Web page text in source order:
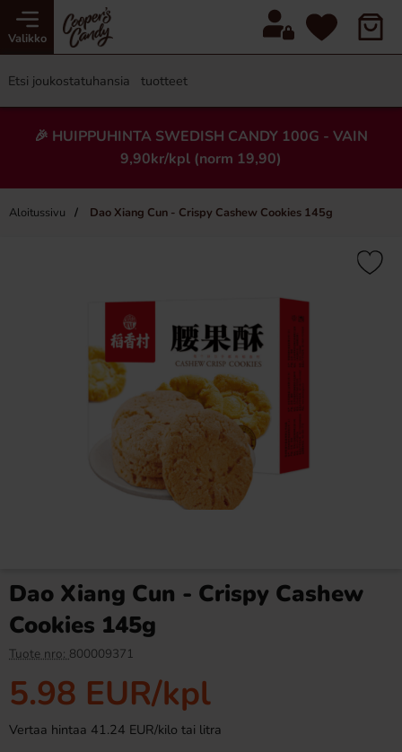
Valikko
🎉 HUIPPUHINTA SWEDISH CANDY 100G - VAIN
9,90kr/kpl (norm 19,90)
Aloitussivu Dao Xiang Cun - Crispy Cashew Cookies 145g
×
Osta
Dao Xiang Cun - Crispy Cashew
Cookies 145g
Tuote nro: 800009371
5.98 EUR/kpl
Vertaa hintaa 41.24 EUR/kilo tai litra